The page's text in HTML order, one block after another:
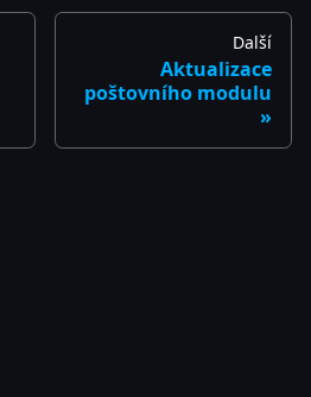
Další
Aktualizace
poštovního modulu